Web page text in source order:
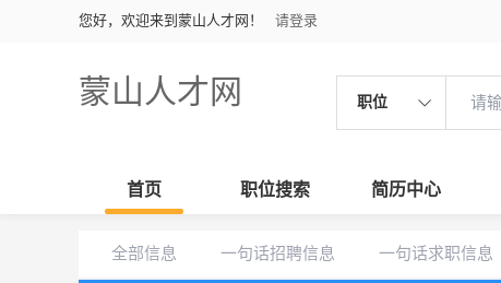
您好，欢迎来到蒙山人才网！ 请登录
蒙山人才网 职位
首页 职位搜索 简历中心
全部信息 一句话招聘信息 一句话求职信息